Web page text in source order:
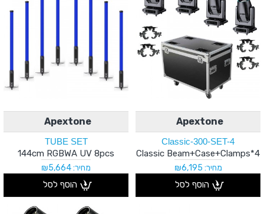
Apextone
Classic-300-SET-4
4*Classic Beam+Case+Clamps
מחיר: ₪6,195
הוסף לסל
Apextone
TUBE SET
144cm RGBWA UV 8pcs
מחיר: ₪5,664
הוסף לסל